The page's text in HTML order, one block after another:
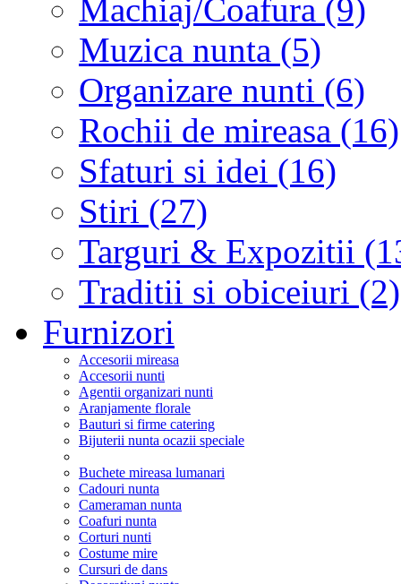
Machiaj/Coafura (9)
Muzica nunta (5)
Organizare nunti (6)
Rochii de mireasa (16)
Sfaturi si idei (16)
Stiri (27)
Targuri & Expozitii
Traditii si obiceiuri (2)
Furnizori
Accesorii mireasa
Accesorii nunti
Agentii organizari nunti
Aranjamente florale
Bauturi si firme catering
Bijuterii nunta ocazii speciale
Buchete mireasa lumanari
Cadouri nunta
Cameraman nunta
Coafuri nunta
Corturi nunti
Costume mire
Cursuri de dans